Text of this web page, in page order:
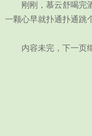
刚刚，慕云舒喝完酒
一颗心早就扑通扑通跳
内容未完，下一页